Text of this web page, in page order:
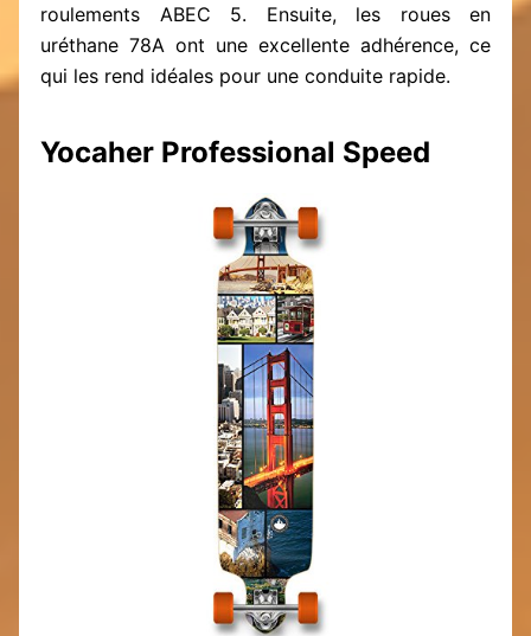
roulements ABEC 5. Ensuite, les roues en
uréthane 78A ont une excellente adhérence, ce
qui les rend idéales pour une conduite rapide.
Yocaher Professional Speed